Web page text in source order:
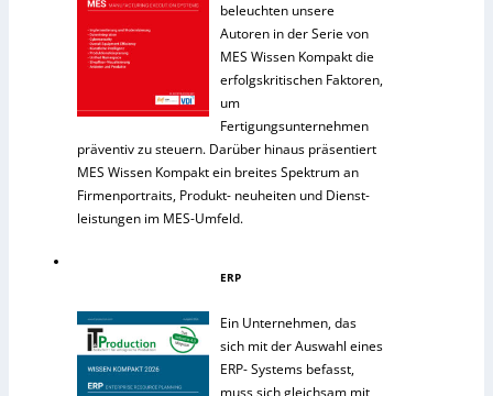
beleuchten unsere
Autoren in der Serie von
MES Wissen Kompakt die
erfolgskritischen Faktoren,
um
Fertigungsunternehmen
präventiv zu steuern. Darüber hinaus präsentiert
MES Wissen Kompakt ein breites Spektrum an
Firmenportraits, Produkt- neuheiten und Dienst-
leistungen im MES-Umfeld.
ERP
Ein Unternehmen, das
sich mit der Auswahl eines
ERP- Systems befasst,